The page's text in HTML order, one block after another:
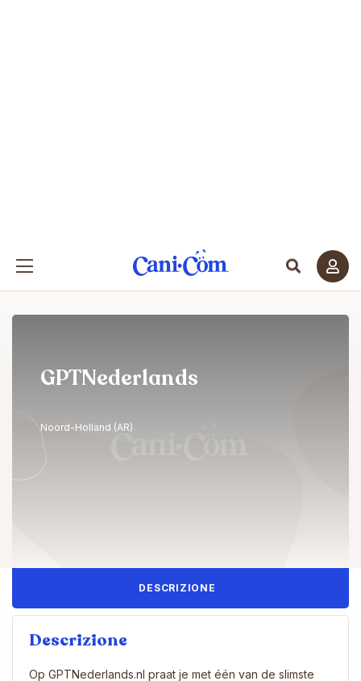
GPTNederlands
Noord-Holland (AR)
DESCRIZIONE
Descrizione
Op GPTNederlands.nl praat je met één van de slimste